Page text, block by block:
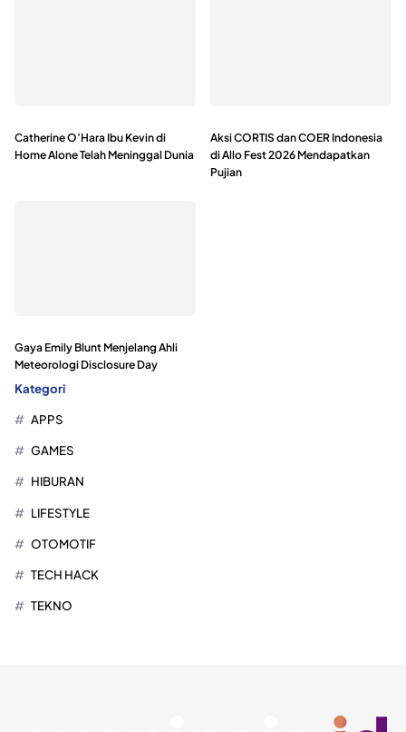
Catherine O’Hara Ibu Kevin di
Home Alone Telah Meninggal Dunia
Aksi CORTIS dan COER Indonesia
di Allo Fest 2026 Mendapatkan
Pujian
Gaya Emily Blunt Menjelang Ahli
Meteorologi Disclosure Day
Kategori
APPS
GAMES
HIBURAN
LIFESTYLE
OTOMOTIF
TECH HACK
TEKNO